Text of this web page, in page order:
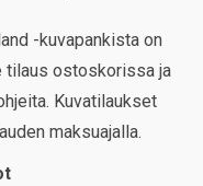
-kuvapankista on
tilaus ostoskorissa ja
Kuvatilaukset
maksuajalla.